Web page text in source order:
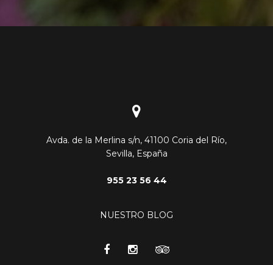
Avda. de la Merlina s/n, 41100 Coria del Río,
Sevilla, España
955 23 56 44
NUESTRO BLOG